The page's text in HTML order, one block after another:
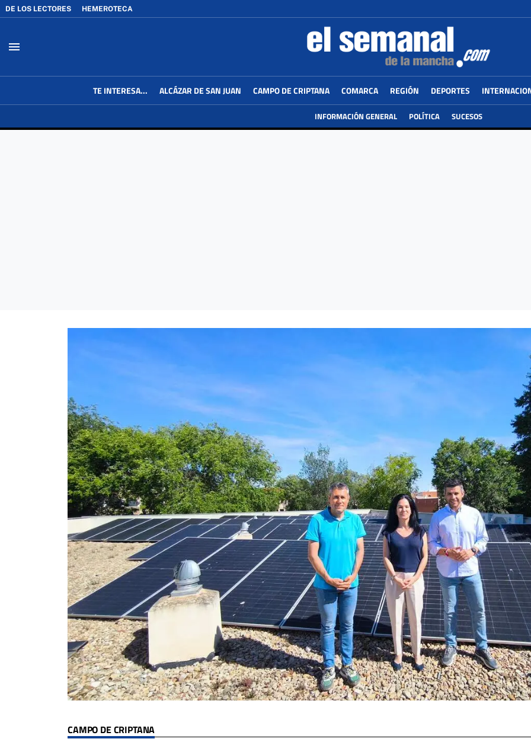
DE LOS LECTORES HEMEROTECA
menu
TE INTERESA... ALCÁZAR DE SAN JUAN CAMPO DE CRIPTANA COMARCA REGIÓN DEPORTES
INFORMACIÓN GENERAL POLÍTICA SUCESOS
CAMPO DE CRIPTANA